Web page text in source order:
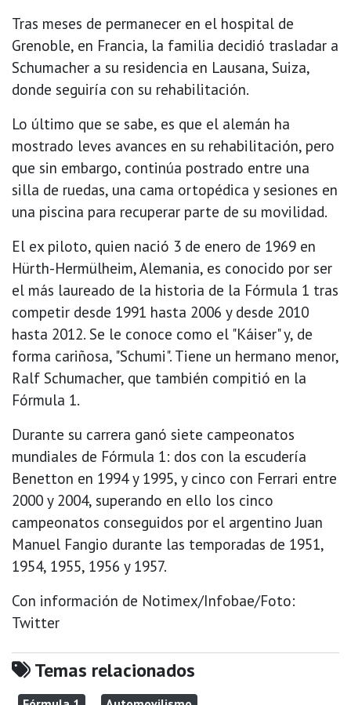
Tras meses de permanecer en el hospital de
Grenoble, en Francia, la familia decidió trasladar a
Schumacher a su residencia en Lausana, Suiza,
donde seguiría con su rehabilitación.
Lo último que se sabe, es que el alemán ha
mostrado leves avances en su rehabilitación, pero
que sin embargo, continúa postrado entre una
silla de ruedas, una cama ortopédica y sesiones en
una piscina para recuperar parte de su movilidad.
El ex piloto, quien nació 3 de enero de 1969 en
Hürth-Hermülheim, Alemania, es conocido por ser
el más laureado de la historia de la Fórmula 1 tras
competir desde 1991 hasta 2006 y desde 2010
hasta 2012. Se le conoce como el "Káiser" y, de
forma cariñosa, "Schumi". Tiene un hermano menor,
Ralf Schumacher, que también compitió en la
Fórmula 1.
Durante su carrera ganó siete campeonatos
mundiales de Fórmula 1: dos con la escudería
Benetton en 1994 y 1995, y cinco con Ferrari entre
2000 y 2004, superando en ello los cinco
campeonatos conseguidos por el argentino Juan
Manuel Fangio durante las temporadas de 1951,
1954, 1955, 1956 y 1957.
Con información de Notimex/Infobae/Foto:
Twitter
Temas relacionados